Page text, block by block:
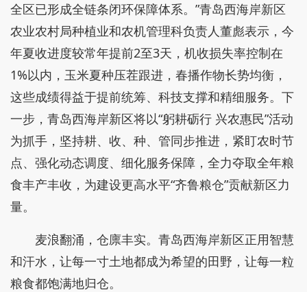
全区已形成全链条闭环保障体系。”青岛西海岸新区
农业农村局种植业和农机管理科负责人董彪表示，今
年夏收进度较常年提前2至3天，机收损失率控制在
1%以内，玉米夏种压茬跟进，春播作物长势均衡，
这些成绩得益于提前统筹、科技支撑和精细服务。下
一步，青岛西海岸新区将以“躬耕砺行 兴农惠民”活动
为抓手，坚持耕、收、种、管同步推进，紧盯农时节
点、强化动态调度、细化服务保障，全力夺取全年粮
食丰产丰收，为建设更高水平“齐鲁粮仓”贡献新区力
量。
麦浪翻涌，仓廪丰实。青岛西海岸新区正用智慧
和汗水，让每一寸土地都成为希望的田野，让每一粒
粮食都饱满地归仓。